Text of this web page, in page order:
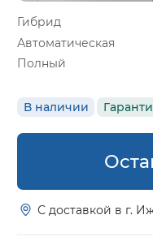
Гибрид
Автоматическая
Полный
В наличии
С доставкой в г.